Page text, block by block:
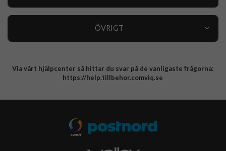
ÖVRIGT
Integritetspolicy
Via vårt hjälpcenter så hittar du svar på de vanligaste frågorna:
https://help.tillbehor.comviq.se